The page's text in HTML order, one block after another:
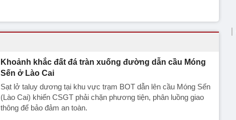
Khoảnh khắc đất đá tràn xuống đường dẫn cầu Móng
Sến ở Lào Cai
Sạt lở taluy dương tại khu vực trạm BOT dẫn lên cầu Móng Sến
(Lào Cai) khiến CSGT phải chặn phương tiện, phân luồng giao
thông để bảo đảm an toàn.